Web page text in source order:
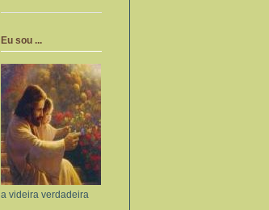
Eu sou ...
a videira verdadeira